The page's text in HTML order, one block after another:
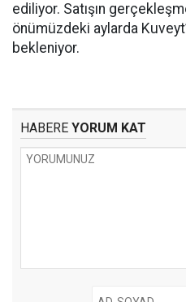
ediliyor. Satışın
önümüzdeki aylarda
bekleniyor.
HABERE YORUM KAT